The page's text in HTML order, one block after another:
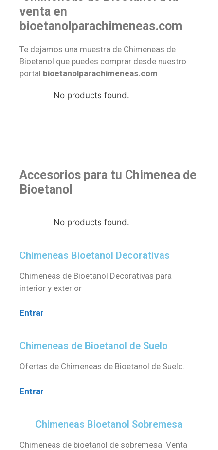
venta en
bioetanolparachimeneas.com
Te dejamos una muestra de Chimeneas de
Bioetanol que puedes comprar desde nuestro
portal bioetanolparachimeneas.com
No products found.
Accesorios para tu Chimenea de
Bioetanol
No products found.
Chimeneas Bioetanol Decorativas
Chimeneas de Bioetanol Decorativas para
interior y exterior
Entrar
Chimeneas de Bioetanol de Suelo
Ofertas de Chimeneas de Bioetanol de Suelo.
Entrar
Chimeneas Bioetanol Sobremesa
Chimeneas de bioetanol de sobremesa. Venta